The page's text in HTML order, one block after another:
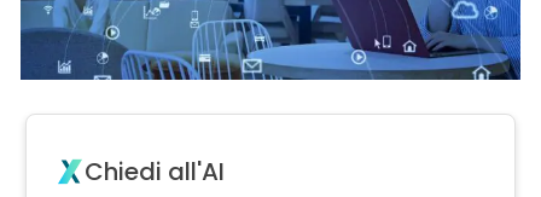
Chiedi all'AI